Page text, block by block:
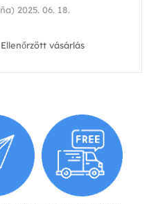
2025. 06. 18.
Ellenőrzött vásárlás